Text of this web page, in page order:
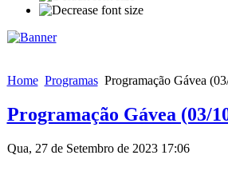
Home Programas Programação Gávea
Programação Gávea (03/
Qua, 27 de Setembro de 2023 17:06